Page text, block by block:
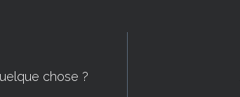
chose ?